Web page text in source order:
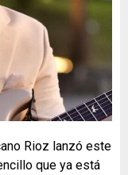
Rioz lanzó este
que ya está